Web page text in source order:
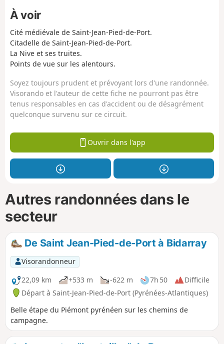
À voir
Cité médiévale de Saint-Jean-Pied-de-Port.
Citadelle de Saint-Jean-Pied-de-Port.
La Nive et ses truites.
Points de vue sur les alentours.
Soyez toujours prudent et prévoyant lors d'une randonnée.
Visorando et l'auteur de cette fiche ne pourront pas être
tenus responsables en cas d'accident ou de désagrément
quelconque survenu sur ce circuit.
Ouvrir dans l'app
Autres randonnées dans le
secteur
De Saint Jean-Pied-de-Port à Bidarray
Visorandonneur
22,09 km
+533 m -622 m 7h 50
Difficile
Départ à Saint-Jean-Pied-de-Port (Pyrénées-Atlantiques)
Belle étape du Piémont pyrénéen sur les chemins de
campagne.